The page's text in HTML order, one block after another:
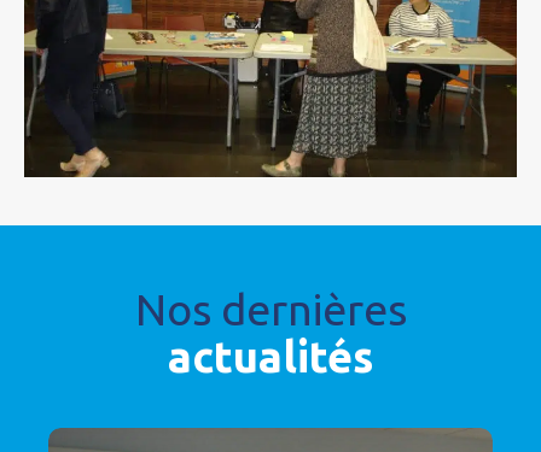
Nos dernières
actualités